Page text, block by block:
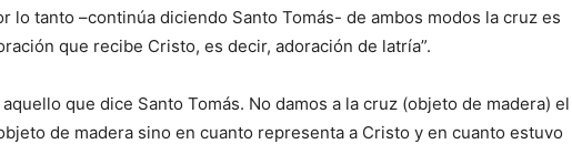
lo tanto –continúa diciendo Santo Tomás- de ambos modos la cruz es
que recibe Cristo, es decir, adoración de latría”.
que dice Santo Tomás. No damos a la cruz (objeto de madera) el
de madera sino en cuanto representa a Cristo y en cuanto estuvo